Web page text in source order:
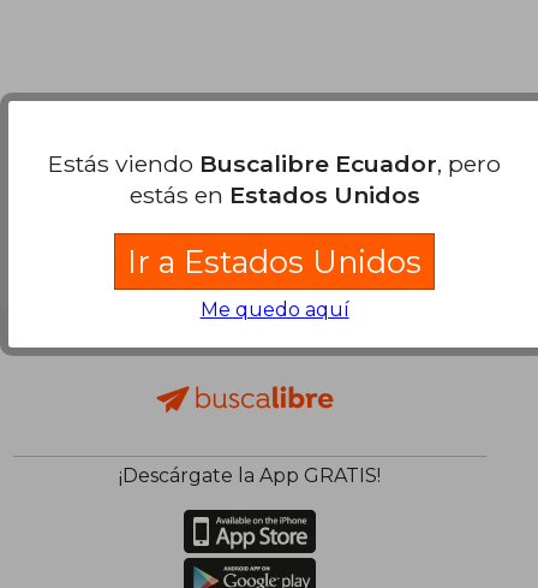
¡Descárgate la App GRATIS!
Estás viendo Buscalibre Ecuador, pero
estás en Estados Unidos
Ir a Estados Unidos
Me quedo aquí